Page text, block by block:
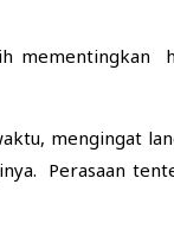
mementingkan
mengingat
Perasaan